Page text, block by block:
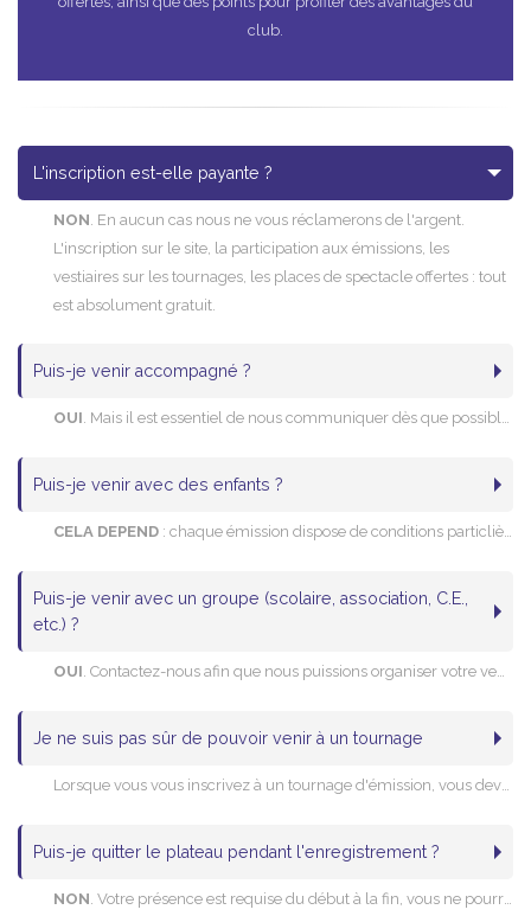
club.
L'inscription est-elle payante ?
NON. En aucun cas nous ne vous réclamerons de l'argent.
L'inscription sur le site, la participation aux émissions, les
vestiaires sur les tournages, les places de spectacle offertes : tout
est absolument gratuit.
Puis-je venir accompagné ?
OUI. Mais il est essentiel de nous communiquer dès que possible l'identité des personnes qui vous accompagnent.
Puis-je venir avec des enfants ?
CELA DEPEND : chaque émission dispose de conditions particlières de tournage, et certaines ne sont pas accessibles (de par leur contenu) aux mineurs, ou aux enfants non accompagnés. S'il y a des restrictions d'âge, cela est indiqué sur la page de l'émission sur notre site.
Puis-je venir avec un groupe (scolaire, association, C.E.,
etc.) ?
OUI. Contactez-nous afin que nous puissions organiser votre venue et nous assurer de la disponibilité des tournages pour votre groupe.
Je ne suis pas sûr de pouvoir venir à un tournage
Lorsque vous vous inscrivez à un tournage d'émission, vous devez vous assurez d'être bien présent ce jour-là. Prévenez-nous le plus tôt possible en cas d'indisponibilité, car votre place est reservée sur le plateau. Dans la mesure du possible, tâchez de trouver une personne pour vous remplacer.
Puis-je quitter le plateau pendant l'enregistrement ?
NON. Votre présence est requise du début à la fin, vous ne pourrez pas partir pendant le tournage. Les horaires de fin sont indiquées sur les tournages, assurez-vous de votre disponibilité.